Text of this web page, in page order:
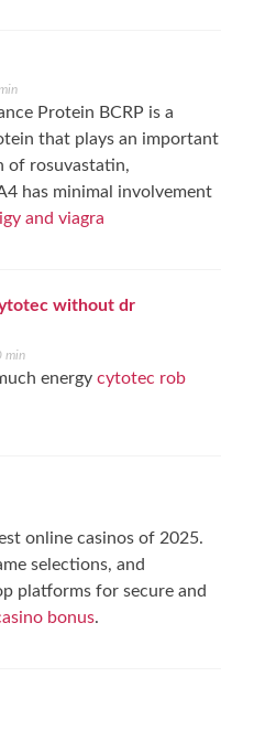
Protein BCRP is a
that plays an important
of rosuvastatin,
has minimal involvement
and viagra
without dr
min
energy cytotec rob
online casinos of 2025.
selections, and
platforms for secure and
bonus.